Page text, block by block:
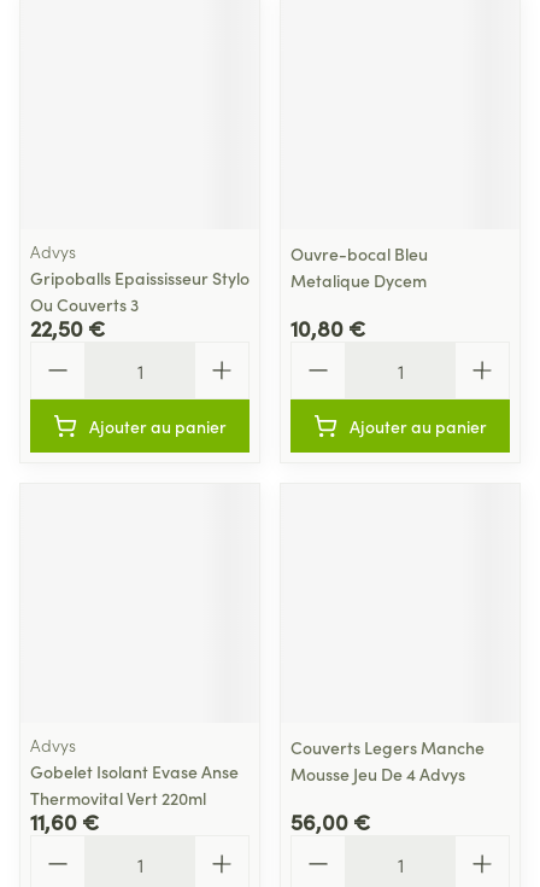
Advys
Gripoballs Epaississeur Stylo
Ou Couverts 3
22,50 €
Ajouter au panier
Ouvre-bocal Bleu
Metalique Dycem
10,80 €
Ajouter au panier
Advys
Gobelet Isolant Evase Anse
Thermovital Vert 220ml
11,60 €
Couverts Legers Manche
Mousse Jeu De 4 Advys
56,00 €